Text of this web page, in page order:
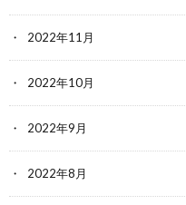
2022年11月
2022年10月
2022年9月
2022年8月